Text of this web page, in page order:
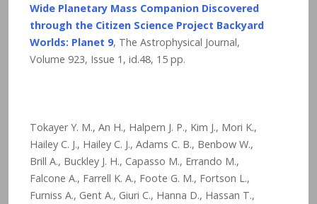
Wide Planetary Mass Companion Discovered
through the Citizen Science Project Backyard
Worlds: Planet 9, The Astrophysical Journal,
Volume 923, Issue 1, id.48, 15 pp.
Tokayer Y. M., An H., Halpern J. P., Kim J., Mori K.,
Hailey C. J., Hailey C. J., Adams C. B., Benbow W.,
Brill A., Buckley J. H., Capasso M., Errando M.,
Falcone A., Farrell K. A., Foote G. M., Fortson L.,
Furniss A., Gent A., Giuri C., Hanna D., Hassan T.,